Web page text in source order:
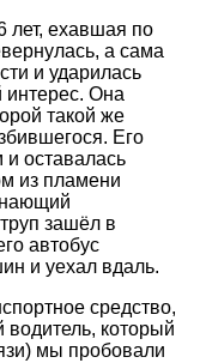
лет, ехавшая по
а сама
и ударилась
интерес. Она
такой же
Его
и оставалась
из пламени
зашёл в
автобус
и уехал вдаль.
средство,
который
мы пробовали